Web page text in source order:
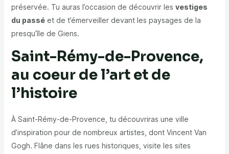
préservée. Tu auras l’occasion de découvrir les vestiges
du passéet de t’émerveiller devant les paysages de la
presqu’île de Giens.
Saint-Rémy-de-Provence,
au coeur de l’art et de
l’histoire
À Saint-Rémy-de-Provence, tu découvriras une ville
d’inspiration pour de nombreux artistes, dont Vincent Van
Gogh. Flâne dans les rues historiques, visite les sites